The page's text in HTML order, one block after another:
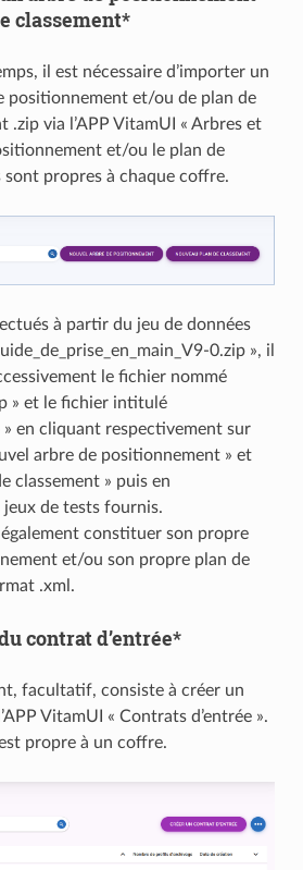
classement*
il est nécessaire d’importer un
positionnement et/ou de plan de
.zip via l’APP VitamUI « Arbres et
et/ou le plan de
propres à chaque coffre.
à partir du jeu de données
0.zip », il
le fichier nommé
» et le fichier intitulé
» en cliquant respectivement sur
arbre de positionnement » et
classement » puis en
de tests fournis.
également constituer son propre
et/ou son propre plan de
.xml.
contrat d’entrée*
facultatif, consiste à créer un
VitamUI « Contrats d’entrée ».
propre à un coffre.